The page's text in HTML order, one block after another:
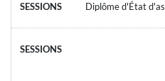
Diplôme d'État